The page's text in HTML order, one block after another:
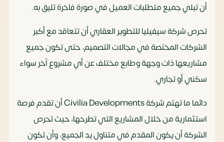
أن تبلي جميع متطلبات العميل في صورة فاخرة تليق به.
تحرص شركة سيفيليا للتطوير العقاري أن تتعاقد مع أكبر
الشركات المختصة في مجالات التصميم، حتى تكون جميع
مشاريعها ذات وجهة وطابع مختلف عن أي مشروع آخر سواء
سكني أو تجاري.
دائما ما تهتم شركة Civilia Developments أن تقدم فرصة
استثمارية من خلال المشاريع التي تطرحها، حيث تحرص
الشركة أن يكون المقدم في متناول يد الجميع، وأن تكون